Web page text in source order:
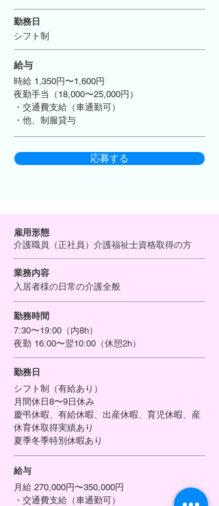
勤務日
シフト制
給与
時給 1,350円〜1,600円
夜勤手当（18,000〜25,000円）
・交通費支給（車通勤可）
・他、制服貸与
応募する
雇用形態
介護職員（正社員）介護福祉士資格取得の方
業務内容
入居者様の日常の介護全般
勤務時間
7:30〜19:00（内8h）
夜勤 16:00〜翌10:00（休憩2h）
勤務日
シフト制（有給あり）
月間休日8〜9日休み
​慶弔休暇、有給休暇、出産休暇、育児休暇、産
休育休取得実績あり
夏季冬季特別休暇あり
給与
月給 270,000円〜350,000円
・交通費支給（車通勤可）